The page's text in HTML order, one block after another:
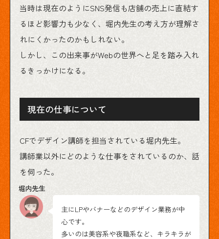
当時は現在のようにSNS発信も店舗の売上に直結す
るほど影響力も少なく、堀内先生の考え方が理解さ
れにくかったのかもしれない。
しかし、この出来事がWebの世界へと足を踏み入れ
るきっかけになる。
現在の仕事について
CFでデザイン講師を担当されている堀内先生。
講師業以外にどのような仕事をされているのか、話
を伺った。
主にLPやバナーなどのデザイン業務が中
心です。
多いのは美容系や夜職系など、キラキラが